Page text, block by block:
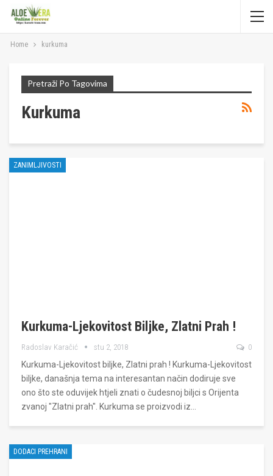
Home kurkuma
Pretraži Po Tagovima
Kurkuma
ZANIMLJIVOSTI
Kurkuma-Ljekovitost Biljke, Zlatni Prah !
Radoslav Karačić stu 2, 2018 0
Kurkuma-Ljekovitost biljke, Zlatni prah ! Kurkuma-Ljekovitost
biljke, današnja tema na interesantan način dodiruje sve
ono što ste oduvijek htjeli znati o čudesnoj biljci s Orijenta
zvanoj "Zlatni prah". Kurkuma se proizvodi iz…
DODACI PREHRANI